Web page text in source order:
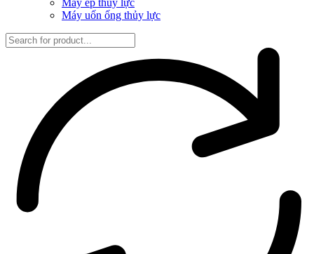
Máy ép thủy lực
Máy uốn ống thủy lực